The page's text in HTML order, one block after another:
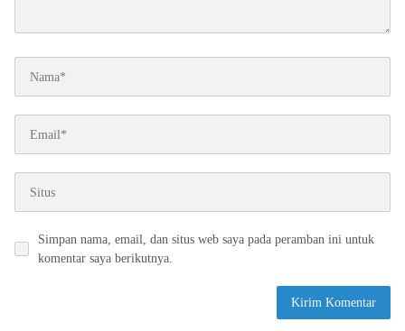
Simpan nama, email, dan situs web saya pada peramban ini untuk
komentar saya berikutnya.